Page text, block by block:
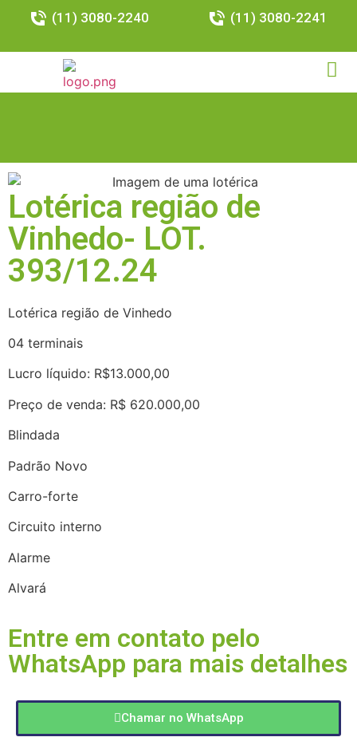
(11) 3080-2240 (11) 3080-2241
Lotérica região de
Vinhedo- LOT.
393/12.24
Lotérica região de Vinhedo
04 terminais
Lucro líquido: R$13.000,00
Preço de venda: R$ 620.000,00
Blindada
Padrão Novo
Carro-forte
Circuito interno
Alarme
Alvará
Entre em contato pelo
WhatsApp para mais detalhes
Chamar no WhatsApp